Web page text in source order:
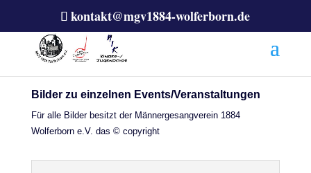
kontakt@mgv1884-wolferborn.de
Bilder zu einzelnen Events/Veranstaltungen
Für alle Bilder besitzt der Männergesangverein 1884
Wolferborn e.V. das © copyright